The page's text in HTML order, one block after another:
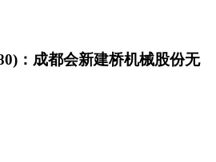
：成都会新建桥机械股份无